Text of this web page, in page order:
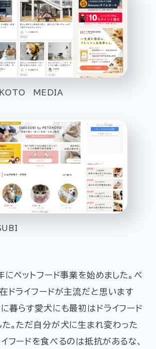
MEDIA
ペットフード事業を始めました。ペ
ドライフードが主流だと思います
暮らす愛犬にも最初はドライフード
。ただ自分が犬に生まれ変わった
フードを食べるのは抵抗があるな、